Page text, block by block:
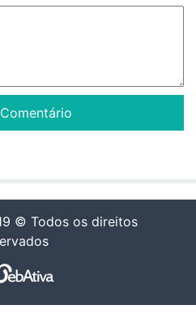
© Todos os direitos